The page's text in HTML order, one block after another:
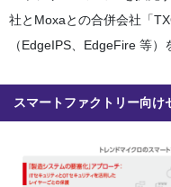
社とMoxaとの合併会社「
（EdgeIPS、EdgeFire 等）
スマートファクトリー向